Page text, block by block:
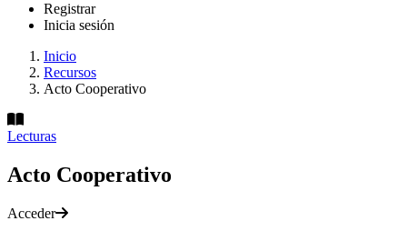
Registrar
Inicia sesión
Inicio
Recursos
Acto Cooperativo
Lecturas
Acto Cooperativo
Acceder